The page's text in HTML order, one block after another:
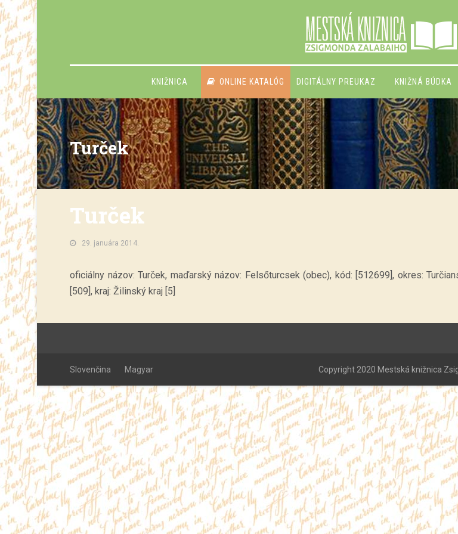
KNIŽNICA ONLINE KATALÓG DIGITÁLNY PREUKAZ KNIŽNÁ BÚDKA
Turček
Turček
29. januára 2014.
oficiálny názov: Turček, maďarský názov: Felsőturcsek (obec), kód: [512699], okres:
[509], kraj: Žilinský kraj [5]
Slovenčina Magyar Copyright 2020 Mestská knižnica